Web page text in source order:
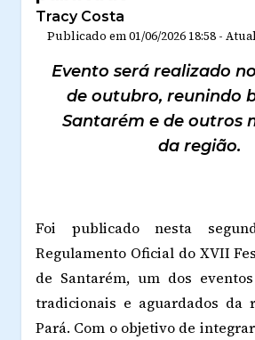
Tracy Costa
Publicado em01/06/2026 18:58 -
Evento será realizado
de outubro, reunindo
Santarém e de outros
da região.
Foi publicado nesta
Regulamento Oficial do XVII
de Santarém, um dos
tradicionais e aguardados da
Pará. Com o objetivo de